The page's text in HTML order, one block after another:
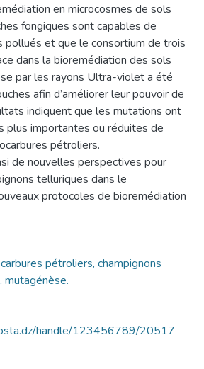
en microcosmes de sols
fongiques sont capables de
pollués et que le consortium de trois
dans la bioremédiation des sols
par les rayons Ultra-violet a été
afin d’améliorer leur pouvoir de
indiquent que les mutations ont
plus importantes ou réduites de
pétroliers.
de nouvelles perspectives pour
telluriques dans le
protocoles de bioremédiation
pétroliers, champignons
mutagénèse.
handle/123456789/20517